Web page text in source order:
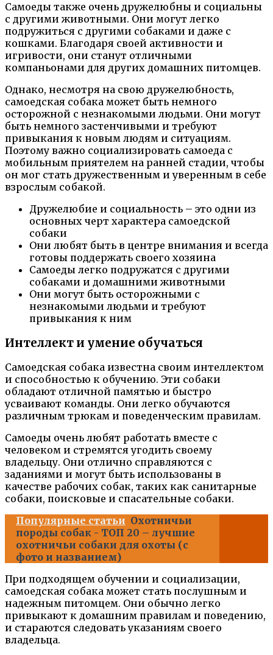
Самоеды также очень дружелюбны и социальны
с другими животными. Они могут легко
подружиться с другими собаками и даже с
кошками. Благодаря своей активности и
игривости, они станут отличными
компаньонами для других домашних питомцев.
Однако, несмотря на свою дружелюбность,
самоедская собака может быть немного
осторожной с незнакомыми людьми. Они могут
быть немного застенчивыми и требуют
привыкания к новым людям и ситуациям.
Поэтому важно социализировать самоеда с
мобильным приятелем на ранней стадии, чтобы
он мог стать дружественным и уверенным в себе
взрослым собакой.
Дружелюбие и социальность – это одни из
основных черт характера самоедской
собаки
Они любят быть в центре внимания и всегда
готовы поддержать своего хозяина
Самоеды легко подружатся с другими
собаками и домашними животными
Они могут быть осторожными с
незнакомыми людьми и требуют
привыкания к ним
Интеллект и умение обучаться
Самоедская собака известна своим интеллектом
и способностью к обучению. Эти собаки
обладают отличной памятью и быстро
усваивают команды. Они легко обучаются
различным трюкам и поведенческим правилам.
Самоеды очень любят работать вместе с
человеком и стремятся угодить своему
владельцу. Они отлично справляются с
заданиями и могут быть использованы в
качестве рабочих собак, таких как санитарные
собаки, поисковые и спасательные собаки.
Популярные статьи Охотничьи
породы собак - ТОП 20 – лучшие
охотничьи собаки для охоты (с
фото и названием)
При подходящем обучении и социализации,
самоедская собака может стать послушным и
надежным питомцем. Они обычно легко
привыкают к домашним правилам и поведению,
и стараются следовать указаниям своего
владельца.